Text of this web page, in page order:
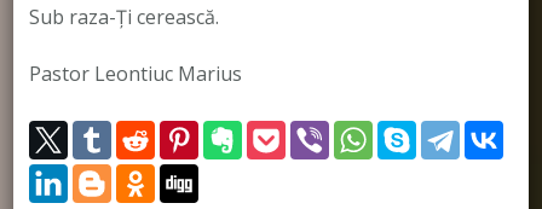
Sub raza-Ţi cerească.
Pastor Leontiuc Marius